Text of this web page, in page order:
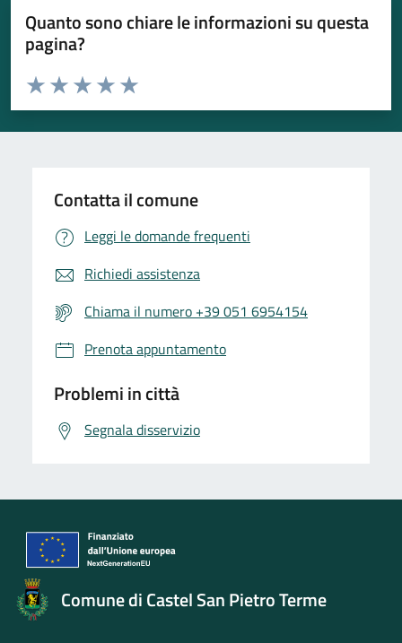
Quanto sono chiare le informazioni su questa
pagina?
Valuta da 1 a 5 stelle la pagina
Valuta 5 stelle su 5
Valuta 4 stelle su 5
Valuta 3 stelle su 5
Valuta 2 stelle su 5
Valuta 1 stelle su 5
Contatta il comune
Leggi le domande frequenti
Richiedi assistenza
Chiama il numero +39 051 6954154
Prenota appuntamento
Problemi in città
Segnala disservizio
Comune di Castel San Pietro Terme